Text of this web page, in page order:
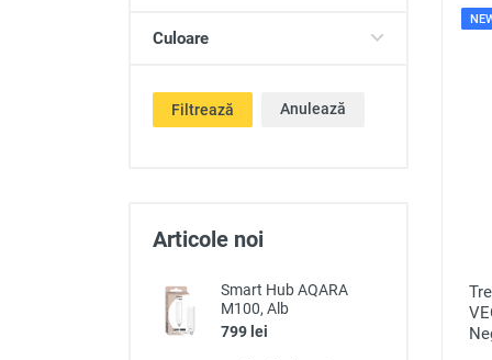
Culoare
Filtrează Anulează
Articole noi
Smart Hub AQARA
M100, Alb
799 lei